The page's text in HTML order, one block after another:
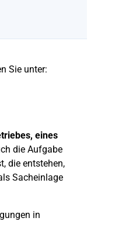
Sie unter:
eines
die Aufgabe
die entstehen,
Sacheinlage
in